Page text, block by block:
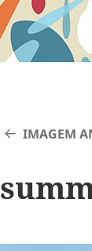
IMAGEM